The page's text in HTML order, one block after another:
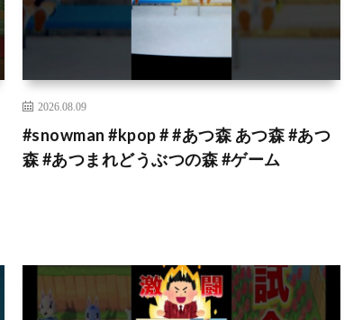
2026.08.09
#snowman #kpop # #あつ森 あつ森 #あつ
森 #あつまれどうぶつの森 #ゲーム